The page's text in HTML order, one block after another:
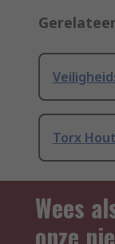
Torx
Wees
onze